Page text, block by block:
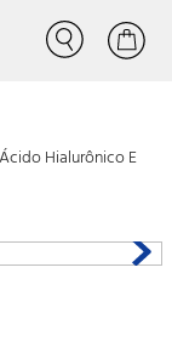
Hialurônico E